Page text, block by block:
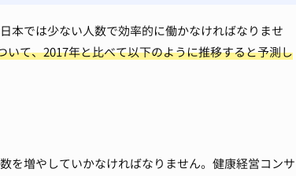
本では少ない人数で効率的に働かなければなりませ
いて、2017年と比べて以下のように推移すると予測し
を増やしていかなければなりません。健康経営コンサ